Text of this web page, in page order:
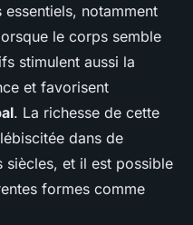
notamment
le corps semble
stimulent aussi la
et favorisent
. La richesse de cette
dans de
siècles, et il est possible
formes comme